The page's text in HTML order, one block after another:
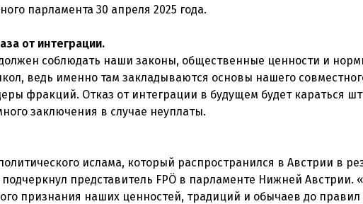
парламента 30 апреля 2025 года.
от интеграции.
соблюдать наши законы, общественные ценности и
ведь именно там закладываются основы нашего
фракций. Отказ от интеграции в будущем будет караться
заключения в случае неуплаты.
ислама, который распространился в Австрии в
представитель FPÖ в парламенте Нижней Австрии.
признания наших ценностей, традиций и обычаев до правил